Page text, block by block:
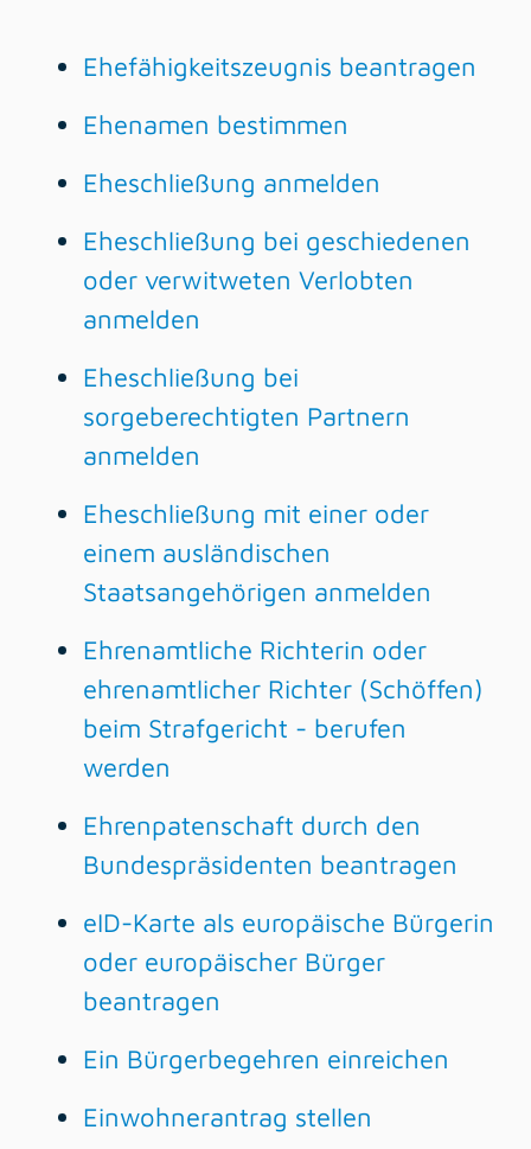
Ehefähigkeitszeugnis beantragen
Ehenamen bestimmen
Eheschließung anmelden
Eheschließung bei geschiedenen
oder verwitweten Verlobten
anmelden
Eheschließung bei
sorgeberechtigten Partnern
anmelden
Eheschließung mit einer oder
einem ausländischen
Staatsangehörigen anmelden
Ehrenamtliche Richterin oder
ehrenamtlicher Richter (Schöffen)
beim Strafgericht - berufen
werden
Ehrenpatenschaft durch den
Bundespräsidenten beantragen
eID-Karte als europäische Bürgerin
oder europäischer Bürger
beantragen
Ein Bürgerbegehren einreichen
Einwohnerantrag stellen